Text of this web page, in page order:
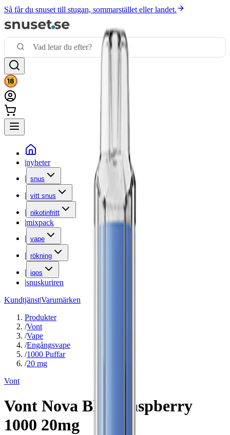
Så får du snuset till stugan, sommarstället eller landet.
|nyheter
| snus
| vitt snus
| nikotinfritt
|mixpack
| vape
| rökning
| iqos
|snuskuriren
Kundtjänst|Varumärken
Produkter
/Vont
/Vape
/Engångsvape
/1000 Puffar
/20 mg
Vont
Vont Nova Blue Raspberry
1000 20mg